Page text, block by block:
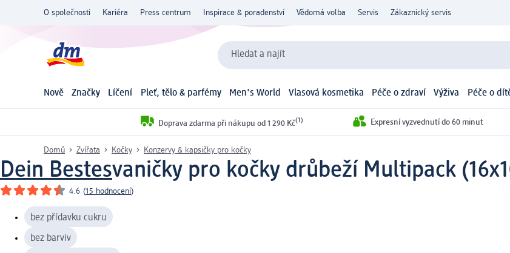
O společnosti Kariéra Press centrum Inspirace & poradenství Vědomá volba Servis Zákaznický servis
Hledat a najít
Nově Značky Líčení Pleť, tělo & parfémy Men's World Vlasová kosmetika Péče o zdraví Výživa Péče o
Doprava zdarma při nákupu od 1 290 Kč(1) Expresní vyzvednutí do 60 minut
Domů Zvířata Kočky Konzervy & kapsičky pro kočky
Dein Bestesvaničky pro kočky drůbeží Multipack
4.6 (15 hodnocení)
bez přídavku cukru
bez barviv